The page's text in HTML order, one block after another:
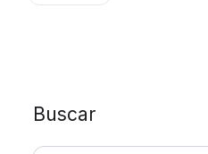
Buscar
Buscar